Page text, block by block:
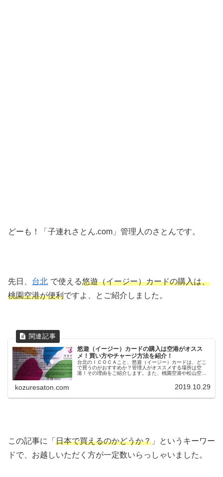
どーも！「子連れさとん.com」管理人のさとんです。
先日、 台北 で使える悠遊（イージー）カードの購入は、
桃園空港が便利ですよ、とご紹介しました。
悠遊（イージー）カードの購入は空港がオスス
メ！買い方やチャージ方法を紹介！
台北のＩＣＯＣＡこと、悠遊（イージー）カードは、どこ
で買うのがおすすめか？管理人がオススメする場所は空
港！その理由をご紹介します。また、桃園空港や松山空港
kozuresaton.com 2019.10.29
この記事に「 日本で買えるのかどうか？ 」というキーワー
ドで、お越しいただく方が一定数いらっしゃいました。